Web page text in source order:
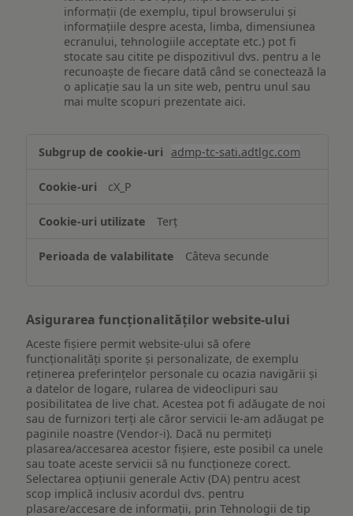
informații (de exemplu, tipul browserului și
informațiile despre acesta, limba, dimensiunea
ecranului, tehnologiile acceptate etc.) pot fi
stocate sau citite pe dispozitivul dvs. pentru a le
recunoaște de fiecare dată când se conectează la
o aplicație sau la un site web, pentru unul sau
mai multe scopuri prezentate aici.
Stocarea
și/sau
accesarea
informațiilor
pe
dispozitiv
admp-tc-sati.adtlgc.com
cX_P
Terț
Câteva secunde
Asigurarea funcționalităților website-ului
Aceste fișiere permit website-ului să ofere
funcționalități sporite și personalizate, de exemplu
reţinerea preferinţelor personale cu ocazia navigării și
a datelor de logare, rularea de videoclipuri sau
posibilitatea de live chat. Acestea pot fi adăugate de noi
sau de furnizori terți ale căror servicii le-am adăugat pe
paginile noastre (Vendor-i). Dacă nu permiteți
plasarea/accesarea acestor fișiere, este posibil ca unele
sau toate aceste servicii să nu funcționeze corect.
Selectarea opțiunii generale Activ (DA) pentru acest
scop implică inclusiv acordul dvs. pentru
plasare/accesare de informații, prin Tehnologii de tip